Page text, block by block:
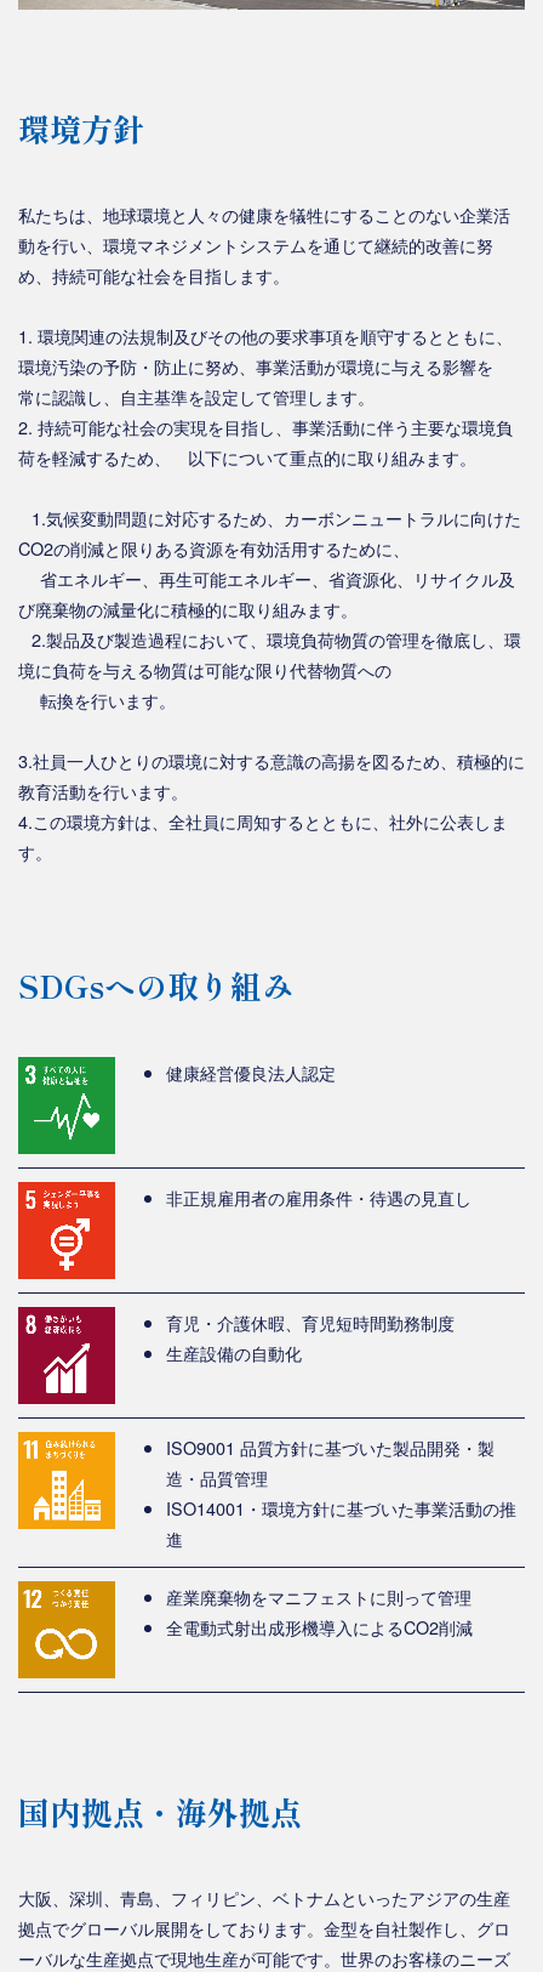
環境方針
私たちは、地球環境と人々の健康を犠牲にすることのない企業活
動を行い、環境マネジメントシステムを通じて継続的改善に努
め、持続可能な社会を目指します。
1. 環境関連の法規制及びその他の要求事項を順守するとともに、
環境汚染の予防・防止に努め、事業活動が環境に与える影響を
常に認識し、自主基準を設定して管理します。
2. 持続可能な社会の実現を目指し、事業活動に伴う主要な環境負
荷を軽減するため、 以下について重点的に取り組みます。
1.気候変動問題に対応するため、カーボンニュートラルに向けた
CO2の削減と限りある資源を有効活用するために、
省エネルギー、再生可能エネルギー、省資源化、リサイクル及
び廃棄物の減量化に積極的に取り組みます。
2.製品及び製造過程において、環境負荷物質の管理を徹底し、環
境に負荷を与える物質は可能な限り代替物質への
転換を行います。
3.社員一人ひとりの環境に対する意識の高揚を図るため、積極的に
教育活動を行います。
4.この環境方針は、全社員に周知するとともに、社外に公表しま
す。
SDGsへの取り組み
健康経営優良法人認定
非正規雇用者の雇用条件・待遇の見直し
育児・介護休暇、育児短時間勤務制度
生産設備の自動化
ISO9001 品質方針に基づいた製品開発・製
造・品質管理
ISO14001・環境方針に基づいた事業活動の推
進
産業廃棄物をマニフェストに則って管理
全電動式射出成形機導入によるCO2削減
国内拠点・海外拠点
大阪、深圳、青島、フィリピン、ベトナムといったアジアの生産
拠点でグローバル展開をしております。金型を自社製作し、グロ
ーバルな生産拠点で現地生産が可能です。世界のお客様のニーズ